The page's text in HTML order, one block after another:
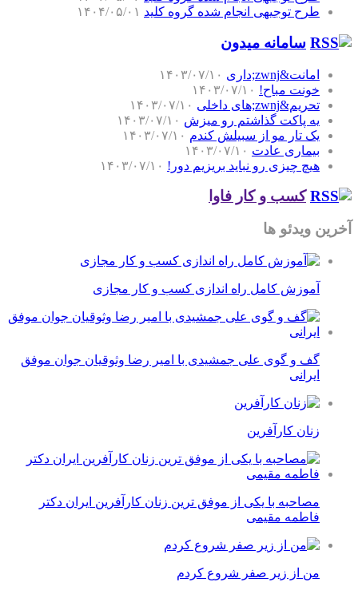
طرح توجیهی انجام شده گروه کلید ۱۴۰۴/۰۵/۰۱
سامانه میدون
امانت&zwnj;داری
۱۴۰۳/۰۷/۱۰
خونت مباح! ۱۴۰۳/۰۷/۱۰
تحریم&zwnj;های داخلی
۱۴۰۳/۰۷/۱۰
یه پاکت گذاشتم رو میزش ۱۴۰۳/۰۷/۱۰
یک تار مو از سبیلش کندم ۱۴۰۳/۰۷/۱۰
بیماری عادت ۱۴۰۳/۰۷/۱۰
هیچ چیزی رو نباید بریزیم دور! ۱۴۰۳/۰۷/۱۰
کسب و کار فاوا
آخرین ویدئو ها
آموزش کامل راه اندازی کسب و کار مجازی
گف و گوی علی جمشیدی با امیر رضا وثوقیان جوان موفق
ایرانی
زنان کارآفرین
مصاحبه با یکی از موفق ترین زنان کارآفرین ایران دکتر
فاطمه مقیمی
من از زیر صفر شروع کردم